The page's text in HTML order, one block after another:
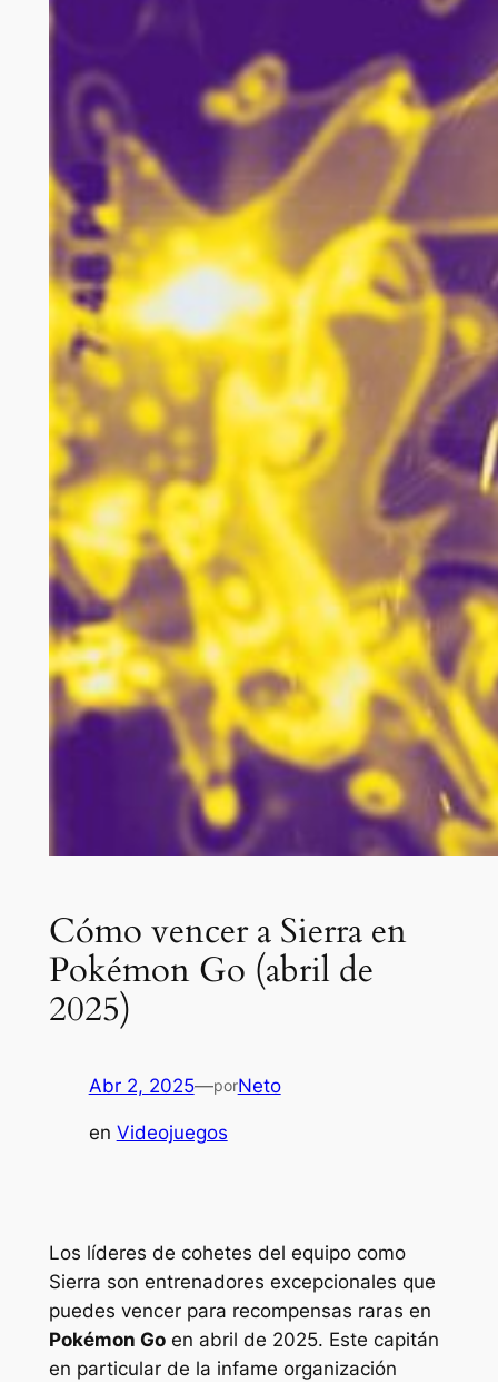
Cómo vencer a Sierra en
Pokémon Go (abril de
2025)
Abr 2, 2025—porNeto
en Videojuegos
Los líderes de cohetes del equipo como
Sierra son entrenadores excepcionales que
puedes vencer para recompensas raras en
Pokémon Goen abril de 2025. Este capitán
en particular de la infame organización